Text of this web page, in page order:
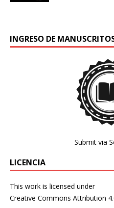
INGRESO DE
Submit via
LICENCIA
This work is licensed under
Creative Commons Attribution